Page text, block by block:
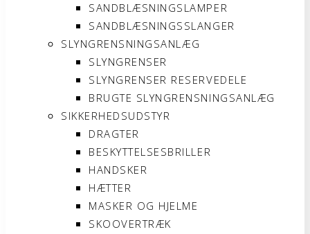
SANDBLÆSNINGSLAMPER
SANDBLÆSNINGSSLANGER
SLYNGRENSNINGSANLÆG
SLYNGRENSER
SLYNGRENSER RESERVEDELE
BRUGTE SLYNGRENSNINGSANLÆG
SIKKERHEDSUDSTYR
DRAGTER
BESKYTTELSESBRILLER
HANDSKER
HÆTTER
MASKER OG HJELME
SKOOVERTRÆK